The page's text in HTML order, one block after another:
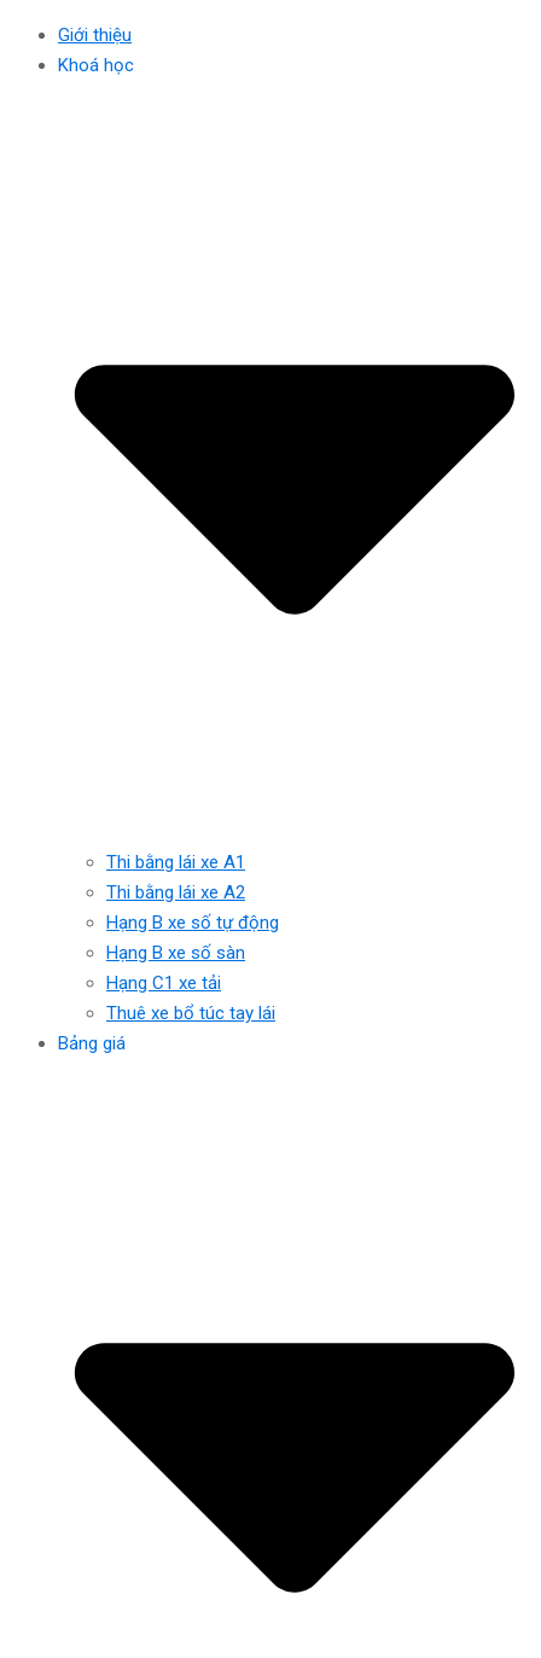
Giới thiệu
Khoá học
Thi bằng lái xe A1
Thi bằng lái xe A2
Hạng B xe số tự động
Hạng B xe số sàn
Hạng C1 xe tải
Thuê xe bổ túc tay lái
Bảng giá